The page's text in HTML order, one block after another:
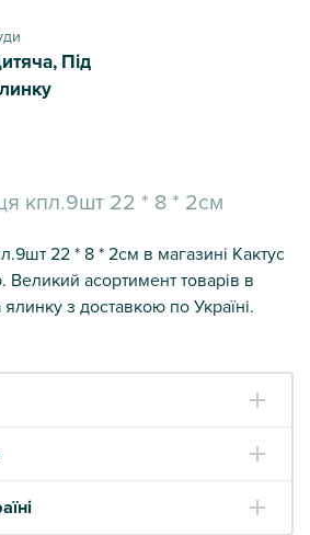
Під
кпл.9шт 22 * 8 * 2см
22 * 8 * 2см в магазині Кактус
асортимент товарів в
ялинку з доставкою по Україні.